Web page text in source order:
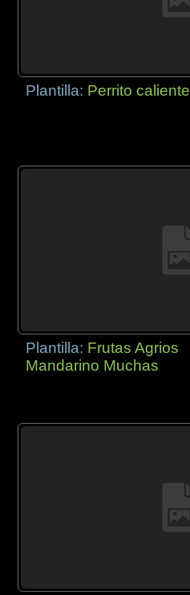
Plantilla: Perrito caliente
Plantilla: Frutas Agrios
Mandarino Muchas